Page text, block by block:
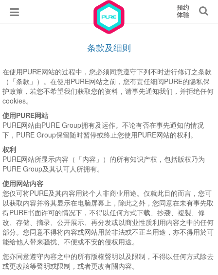
条款及细则
在使用PURE网站的过程中，您必须同意遵守下列不时进行修订之条款
（「条款」）。在使用PURE网站之前，您有责任细阅PURE的隐私保
护政策，若您不希望我们获取您的资料，请事先通知我们，并拒绝任何
cookies。
使用PURE网站
PURE网站由PURE Group拥有及运作。不论有否在事先通知的情况
下，PURE Group保留随时暂停或终止您使用PURE网站的权利。
权利
PURE网站所显示内容（「内容」）的所有知识产权，包括版权乃为
PURE Group及其认可人所拥有。
使用网站内容
您仅可将PURE及其内容用於个人非商业用途。仅就此目的而言，您可
以获取内容并将其显示在电脑屏幕上，除此之外，您同意在未有事先取
得PURE书面许可的情况下，不得以任何方式下载、抄袭、複製、修
改、存储、摘录、公开展示、再分发或以商业性质利用内容之中的任何
部分。您同意不得将内容或网站用於非法或不正当用途，亦不得用於可
能给他人带来骚扰、不便或不安的侵权用途。
您亦同意遵守內容之中的所有版權聲明以及限制，不得以任何方式除去
或更改該等聲明或限制，或者更改有關內容。